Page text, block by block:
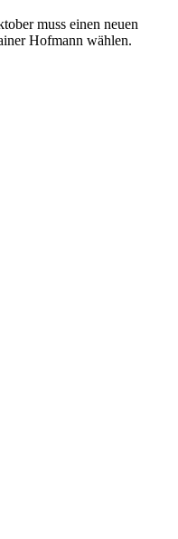
muss einen neuen
Hofmann wählen.